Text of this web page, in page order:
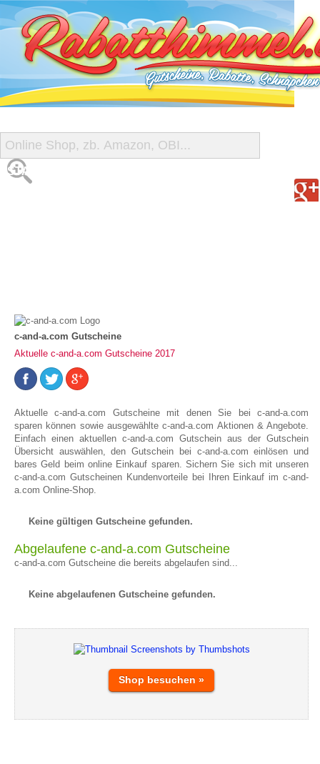
START
c-and-a.com Gutscheine
Aktuelle c-and-a.com Gutscheine 2017
Aktuelle c-and-a.com Gutscheine mit denen Sie bei c-and-a.com
sparen können sowie ausgewählte c-and-a.com Aktionen & Angebote.
Einfach einen aktuellen c-and-a.com Gutschein aus der Gutschein
Übersicht auswählen, den Gutschein bei c-and-a.com einlösen und
bares Geld beim online Einkauf sparen. Sichern Sie sich mit unseren
c-and-a.com Gutscheinen Kundenvorteile bei Ihren Einkauf im c-and-
a.com Online-Shop.
Keine gültigen Gutscheine gefunden.
Abgelaufene c-and-a.com Gutscheine
c-and-a.com Gutscheine die bereits abgelaufen sind...
Keine abgelaufenen Gutscheine gefunden.
Shop besuchen »